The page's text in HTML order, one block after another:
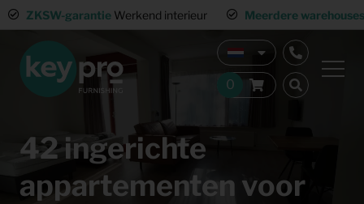
garantieWerkend interieur Meerdere warehouses
42 ingerichte
appartementen voor